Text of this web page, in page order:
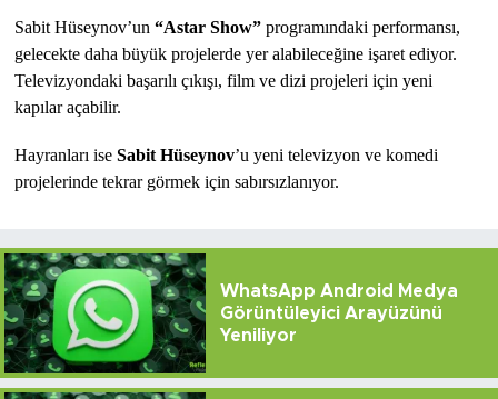
Sabit Hüseynov’un “Astar Show” programındaki performansı,
gelecekte daha büyük projelerde yer alabileceğine işaret ediyor.
Televizyondaki başarılı çıkışı, film ve dizi projeleri için yeni
kapılar açabilir.
Hayranları ise Sabit Hüseynov’u yeni televizyon ve komedi
projelerinde tekrar görmek için sabırsızlanıyor.
WhatsApp Android Medya
Görüntüleyici Arayüzünü
Yeniliyor